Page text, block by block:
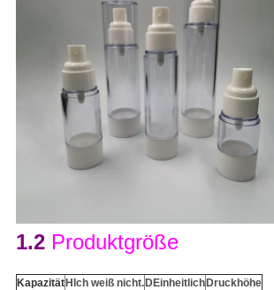
1.2 Produktgröße
KapazitätHIch weiß nicht.DEinheitlichDruckhöhe